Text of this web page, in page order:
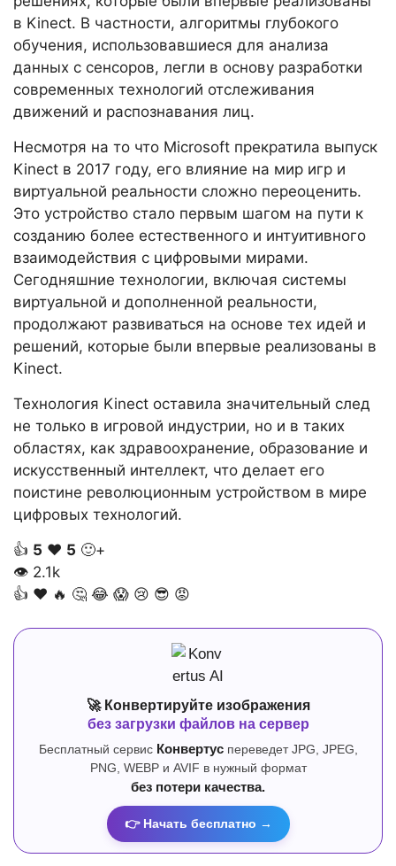
в Kinect. В частности, алгоритмы глубокого
обучения, использовавшиеся для анализа
данных с сенсоров, легли в основу разработки
современных технологий отслеживания
движений и распознавания лиц.
Несмотря на то что Microsoft прекратила выпуск
Kinect в 2017 году, его влияние на мир игр и
виртуальной реальности сложно переоценить.
Это устройство стало первым шагом на пути к
созданию более естественного и интуитивного
взаимодействия с цифровыми мирами.
Сегодняшние технологии, включая системы
виртуальной и дополненной реальности,
продолжают развиваться на основе тех идей и
решений, которые были впервые реализованы в
Kinect.
Технология Kinect оставила значительный след
не только в игровой индустрии, но и в таких
областях, как здравоохранение, образование и
искусственный интеллект, что делает его
поистине революционным устройством в мире
цифровых технологий.
👍 5 ❤️ 5 🙂+
👁 2.1k
👍 ❤️ 🔥 🤔 😂 😱 😢 😎 😡
🚀 Конвертируйте изображения
без загрузки файлов на сервер
Бесплатный сервис Конвертуспереведет JPG, JPEG,
PNG, WEBP и AVIF в нужный формат
без потери качества.
👉 Начать бесплатно →